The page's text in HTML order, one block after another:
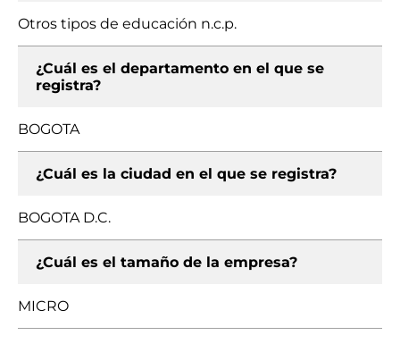
Otros tipos de educación n.c.p.
¿Cuál es el departamento en el que se
registra?
BOGOTA
¿Cuál es la ciudad en el que se registra?
BOGOTA D.C.
¿Cuál es el tamaño de la empresa?
MICRO